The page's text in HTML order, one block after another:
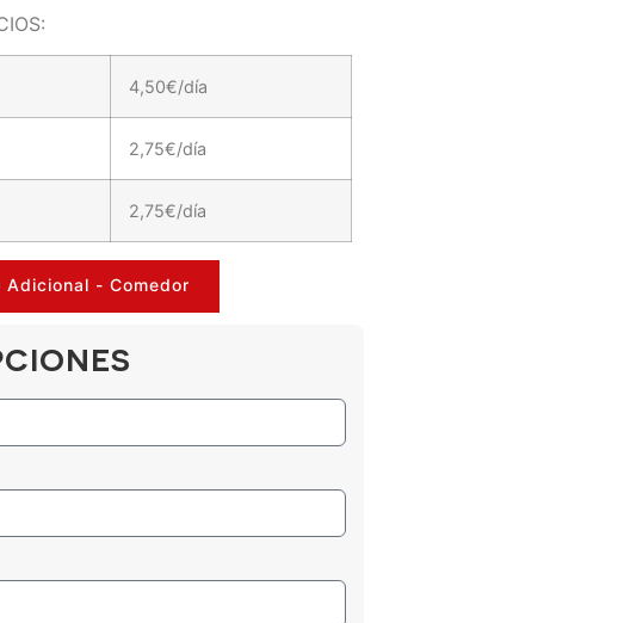
4,50€/día
2,75€/día
2,75€/día
- Comedor